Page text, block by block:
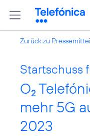
Zurück zu
Startschuss
O2
mehr 5G
2023